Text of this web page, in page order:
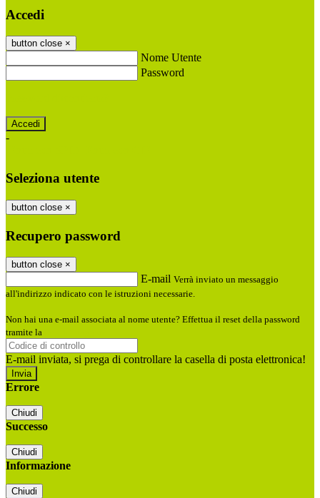
Accedi
button close ×
Nome Utente
Password
-
Seleziona utente
button close ×
Recupero password
button close ×
E-mail Verrà inviato un messaggio
all'indirizzo indicato con le istruzioni necessarie.
Non hai una e-mail associata al nome utente? Effettua il reset della password
tramite la
E-mail inviata, si prega di controllare la casella di posta elettronica!
Errore
Chiudi
Successo
Chiudi
Informazione
Chiudi